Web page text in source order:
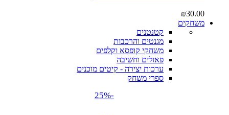
₪30.00
משחקים
קטנטנים
מגנטים והרכבות
משחקי קופסא וקלפים
פאזלים וחשיבה
ערכות יצירה - קיטים מוכנים
ספרי משחק
-25%